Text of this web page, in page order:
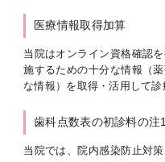
医療情報取得加算
当院はオンライン資格確認
施するための十分な情報（
な情報）を取得・活用して診
歯科点数表の初診料の注1
当院では、院内感染防止対